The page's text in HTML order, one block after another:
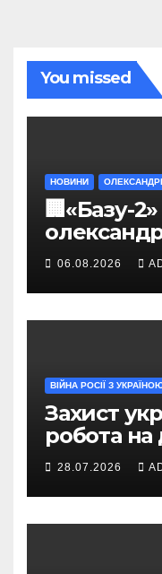
You missed
НОВИНИ
🏢«Базу-2»
можуть
2,8 млн грн
06.08.2026
ВІЙНА РОСІЇ З
Захист
робота на
28.07.2026